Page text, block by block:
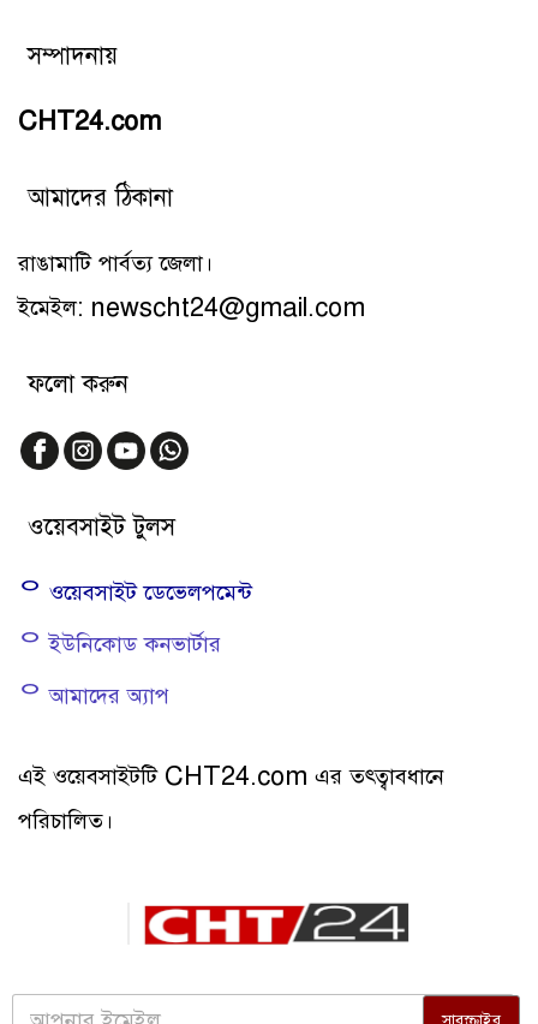
সম্পাদনায়
CHT24.com
আমাদের ঠিকানা
রাঙামাটি পার্বত্য জেলা।
ইমেইল: newscht24@gmail.com
ফলো করুন
ওয়েবসাইট টুলস
ᄋ ওয়েবসাইট ডেভেলপমেন্ট
ᄋ ইউনিকোড কনভার্টার
ᄋ আমাদের অ্যাপ
এই ওয়েবসাইটটি CHT24.com এর তত্ত্বাবধানে
পরিচালিত।